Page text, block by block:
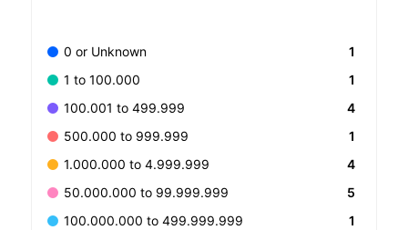
0 or Unknown
1
1 to 100.000
1
100.001 to 499.999
4
500.000 to 999.999
1
1.000.000 to 4.999.999
4
50.000.000 to 99.999.999
5
100.000.000 to 499.999.999
1